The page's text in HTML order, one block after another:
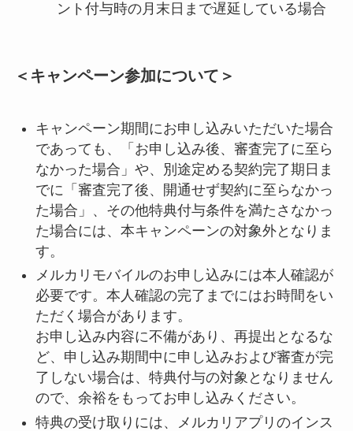
ント付与時の月末日まで遅延している場合
＜キャンペーン参加について＞
キャンペーン期間にお申し込みいただいた場合
であっても、「お申し込み後、審査完了に至ら
なかった場合」や、別途定める契約完了期日ま
でに「審査完了後、開通せず契約に至らなかっ
た場合」、その他特典付与条件を満たさなかっ
た場合には、本キャンペーンの対象外となりま
す。
メルカリモバイルのお申し込みには本人確認が
必要です。本人確認の完了までにはお時間をい
ただく場合があります。
お申し込み内容に不備があり、再提出となるな
ど、申し込み期間中に申し込みおよび審査が完
了しない場合は、特典付与の対象となりません
ので、余裕をもってお申し込みください。
特典の受け取りには、メルカリアプリのインス